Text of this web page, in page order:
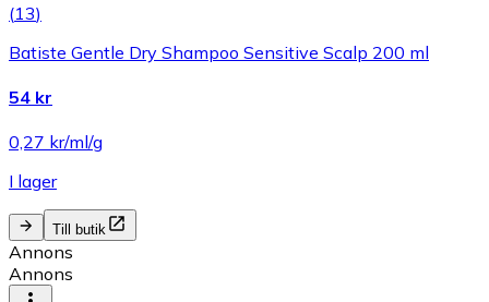
(13)
Batiste Gentle Dry Shampoo Sensitive Scalp 200 ml
54 kr
0,27 kr/ml/g
I lager
Till butik
Annons
Annons